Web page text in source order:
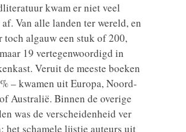
kwam er niet veel
Van alle landen ter wereld, en
toch algauw een stuk of 200,
19 vertegenwoordigd in
Veruit de meeste boeken
– kwamen uit Europa, Noord-
Australië. Binnen de overige
was de verscheidenheid ver
het schamele lijstje auteurs uit